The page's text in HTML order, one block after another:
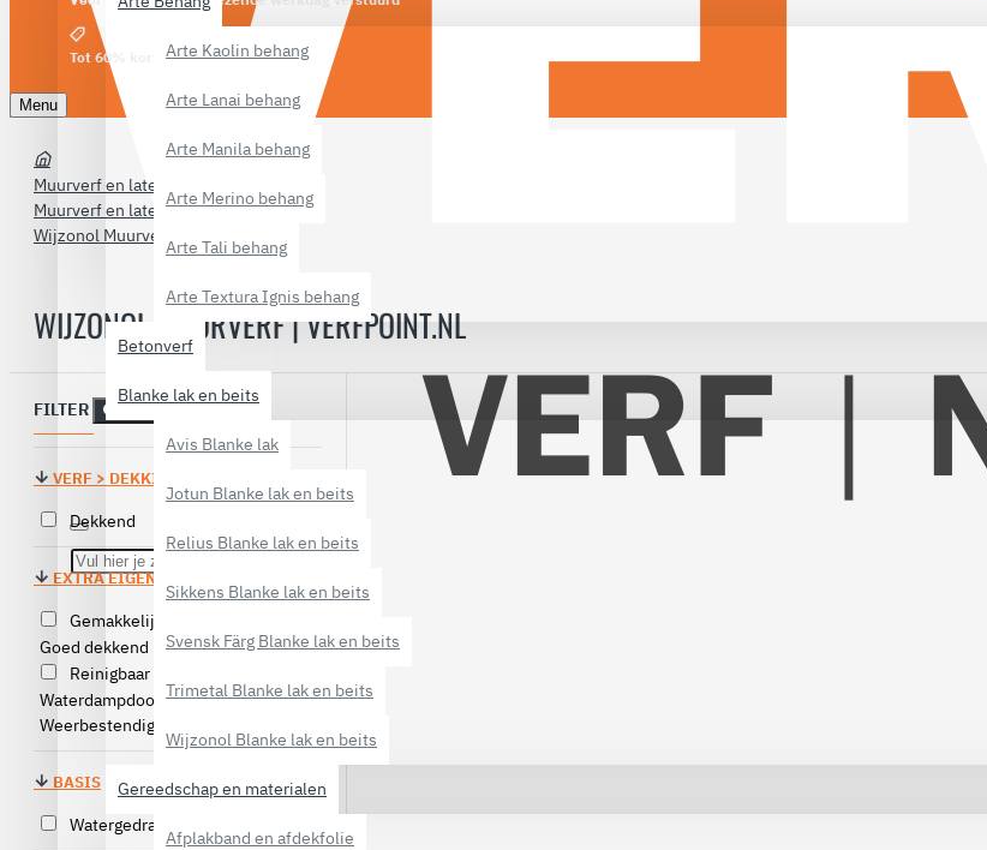
Arte Kaolin behang
Arte Lanai behang
Arte Manila behang
Arte Merino behang
Arte Tali behang
Arte Textura Ignis behang
Betonverf
Blanke lak en beits
Avis Blanke lak
Jotun Blanke lak en beits
Relius Blanke lak en beits
Sikkens Blanke lak en beits
Svensk Färg Blanke lak en beits
Trimetal Blanke lak en beits
Wijzonol Blanke lak en beits
Gereedschap en materialen
Afplakband en afdekfolie
Tot 60% korting
Menu
Muurverf en latexverf
Muurverf en latexverf
Wijzonol Muurverf
WIJZONOL MUURVERF | VERFPOINT.NL
FILTER
VERF > DEKKING
Dekkend
EXTRA EIGENSCHAPPEN
Gemakkelijk verwerkbaar
Goed dekkend
Goede hechting
Reinigbaar
Waterdampdoorlatend
Weerbestendig
BASIS
Watergedragen acryl